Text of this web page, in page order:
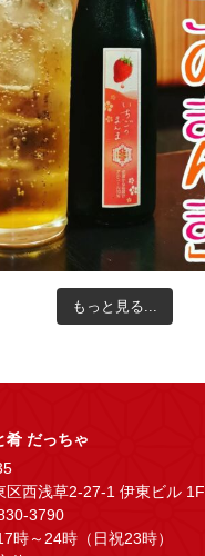
もっと見る...
肴 だっちゃ
区西浅草2-27-1 伊東ビル 1F
3790
時～24時（日祝23時）